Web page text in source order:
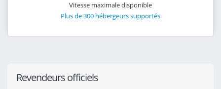
Vitesse maximale disponible
Plus de 300 hébergeurs supportés
Revendeurs officiels